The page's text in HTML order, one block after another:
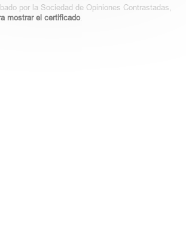
por la Sociedad de Opiniones Contrastadas,
mostrar el certificado.